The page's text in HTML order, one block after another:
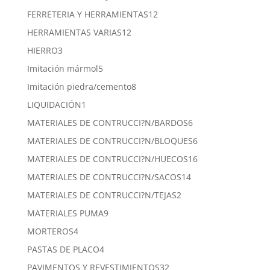
productos
FERRETERIA Y HERRAMIENTAS1212
HERRAMIENTAS VARIAS1212
HIERRO33
productos
Imitación mármol55
productos
Imitación piedra/cemento88
LIQUIDACIÓN1
producto
MATERIALES DE CONTRUCCI?N/BARDOS66
productos
MATERIALES DE CONTRUCCI?N/BLOQUES66
productos
MATERIALES DE CONTRUCCI?N/HUECOS1616
MATERIALES DE CONTRUCCI?N/SACOS1414
MATERIALES DE CONTRUCCI?N/TEJAS22
MATERIALES PUMA99
MORTEROS44
productos
PASTAS DE PLACO44
productos
PAVIMENTOS Y REVESTIMIENTOS3232